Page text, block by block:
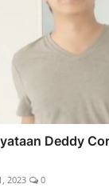
Deddy
2023 0